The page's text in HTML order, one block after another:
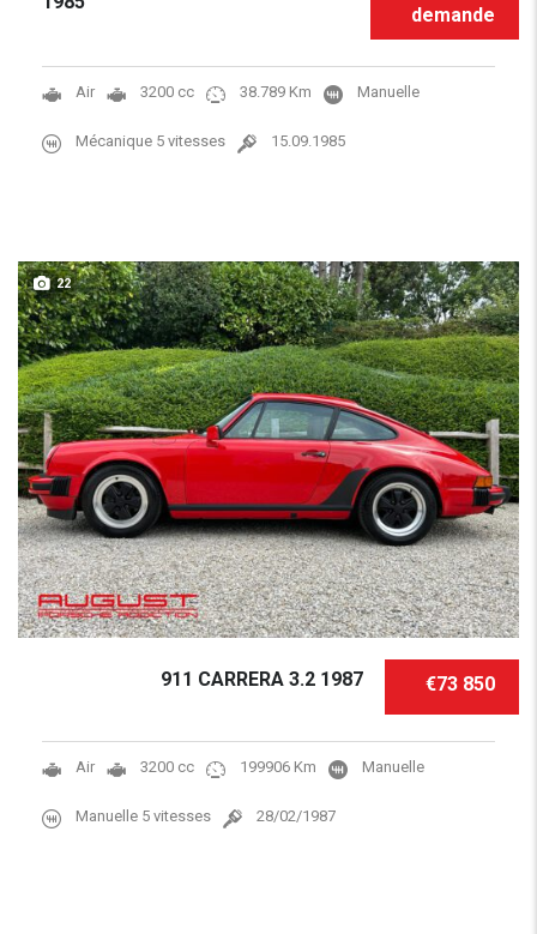
demande
Air 3200 cc 38.789 Km Manuelle
Mécanique 5 vitesses 15.09.1985
22
€73 850
911 CARRERA 3.2 1987
Air 3200 cc 199906 Km Manuelle
Manuelle 5 vitesses 28/02/1987